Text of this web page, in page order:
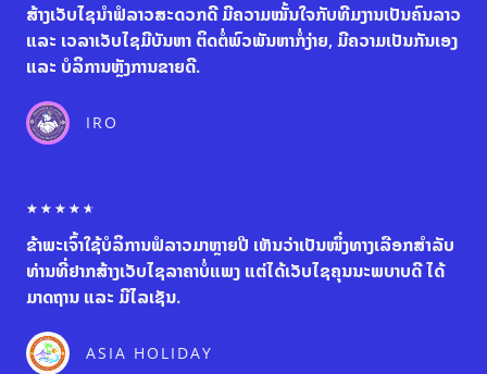
t
e
4
5
o
ສ້າງເວັບໄຊນຳຟໍລາວສະດວກດີ ມີຄວາມໝັ້ນໃຈກັບທີມງານເປັນຄົນລາວ
ແລະ ເວລາເວັບໄຊມີບັນຫາ ຕິດຕໍ່ພົວພັນຫາກໍ່ງ່າຍ, ມີຄວາມເປັນກັນເອງ
ແລະ ບໍລິການຫຼັງການຂາຍດີ.
IRO
☆ ☆ ☆ ☆ ☆
t
e
4
6
o
ຂ້າພະເຈົ້າໃຊ້ບໍລິການຟໍລາວມາຫຼາຍປີ ເຫັນວ່າເປັນໜຶ່ງທາງເລືອກສຳລັບ
ທ່ານທີ່ຢາກສ້າງເວັບໄຊລາຄາບໍ່ແພງ ແຕ່ໄດ້ເວັບໄຊຄຸນນະພບາບດີ ໄດ້
ມາດຖານ ແລະ ມີໄລເຊັນ.
ASIA HOLIDAY